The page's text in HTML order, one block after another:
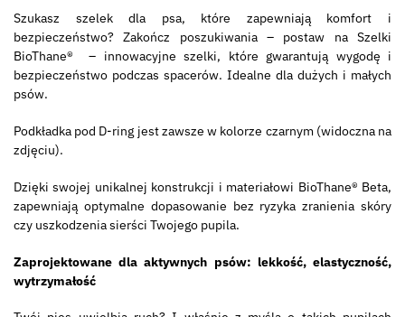
Szukasz szelek dla psa, które zapewniają komfort i
bezpieczeństwo? Zakończ poszukiwania – postaw na Szelki
BioThane® – innowacyjne szelki, które gwarantują wygodę i
bezpieczeństwo podczas spacerów. Idealne dla dużych i małych
psów.
Podkładka pod D-ring jest zawsze w kolorze czarnym (widoczna na
zdjęciu).
Dzięki swojej unikalnej konstrukcji i materiałowi BioThane® Beta,
zapewniają optymalne dopasowanie bez ryzyka zranienia skóry
czy uszkodzenia sierści Twojego pupila.
Zaprojektowane dla aktywnych psów: lekkość, elastyczność,
wytrzymałość